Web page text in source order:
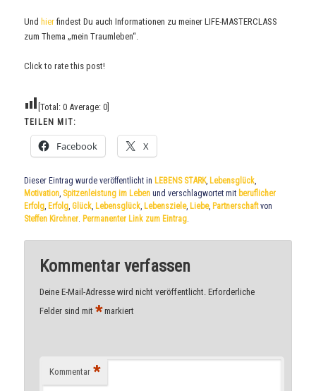
Und hier findest Du auch Informationen zu meiner LIFE-MASTERCLASS
zum Thema „mein Traumleben“.
Click to rate this post!
[Total:0 Average:0
TEILEN MIT:
Facebook X
Dieser Eintrag wurde veröffentlicht in LEBENS STARK, Lebensglück,
Motivation, Spitzenleistung im Leben und verschlagwortet mit beruflicher
Erfolg, Erfolg,Glück, Lebensglück, Lebensziele, Liebe, Partnerschaftvon
Steffen Kirchner. Permanenter Link zum Eintrag.
Kommentar verfassen
Deine E-Mail-Adresse wird nicht veröffentlicht. Erforderliche
Felder sind mit*markiert
Kommentar *